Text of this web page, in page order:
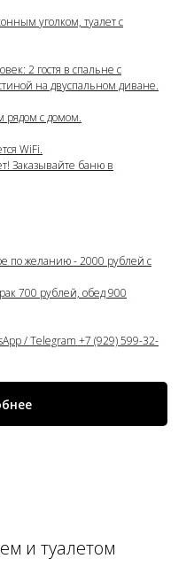
уголком, туалет с
2 гостя в спальне с
на двуспальном диване.
рядом с домом.
WiFi.
Заказывайте баню в
по желанию - 2000 рублей с
700 рублей, обед 900
/ Telegram +7 (929) 599-32-
и туалетом